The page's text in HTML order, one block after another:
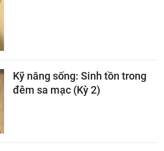
Kỹ năng sống: Sinh tồn trong
đêm sa mạc (Kỳ 2)